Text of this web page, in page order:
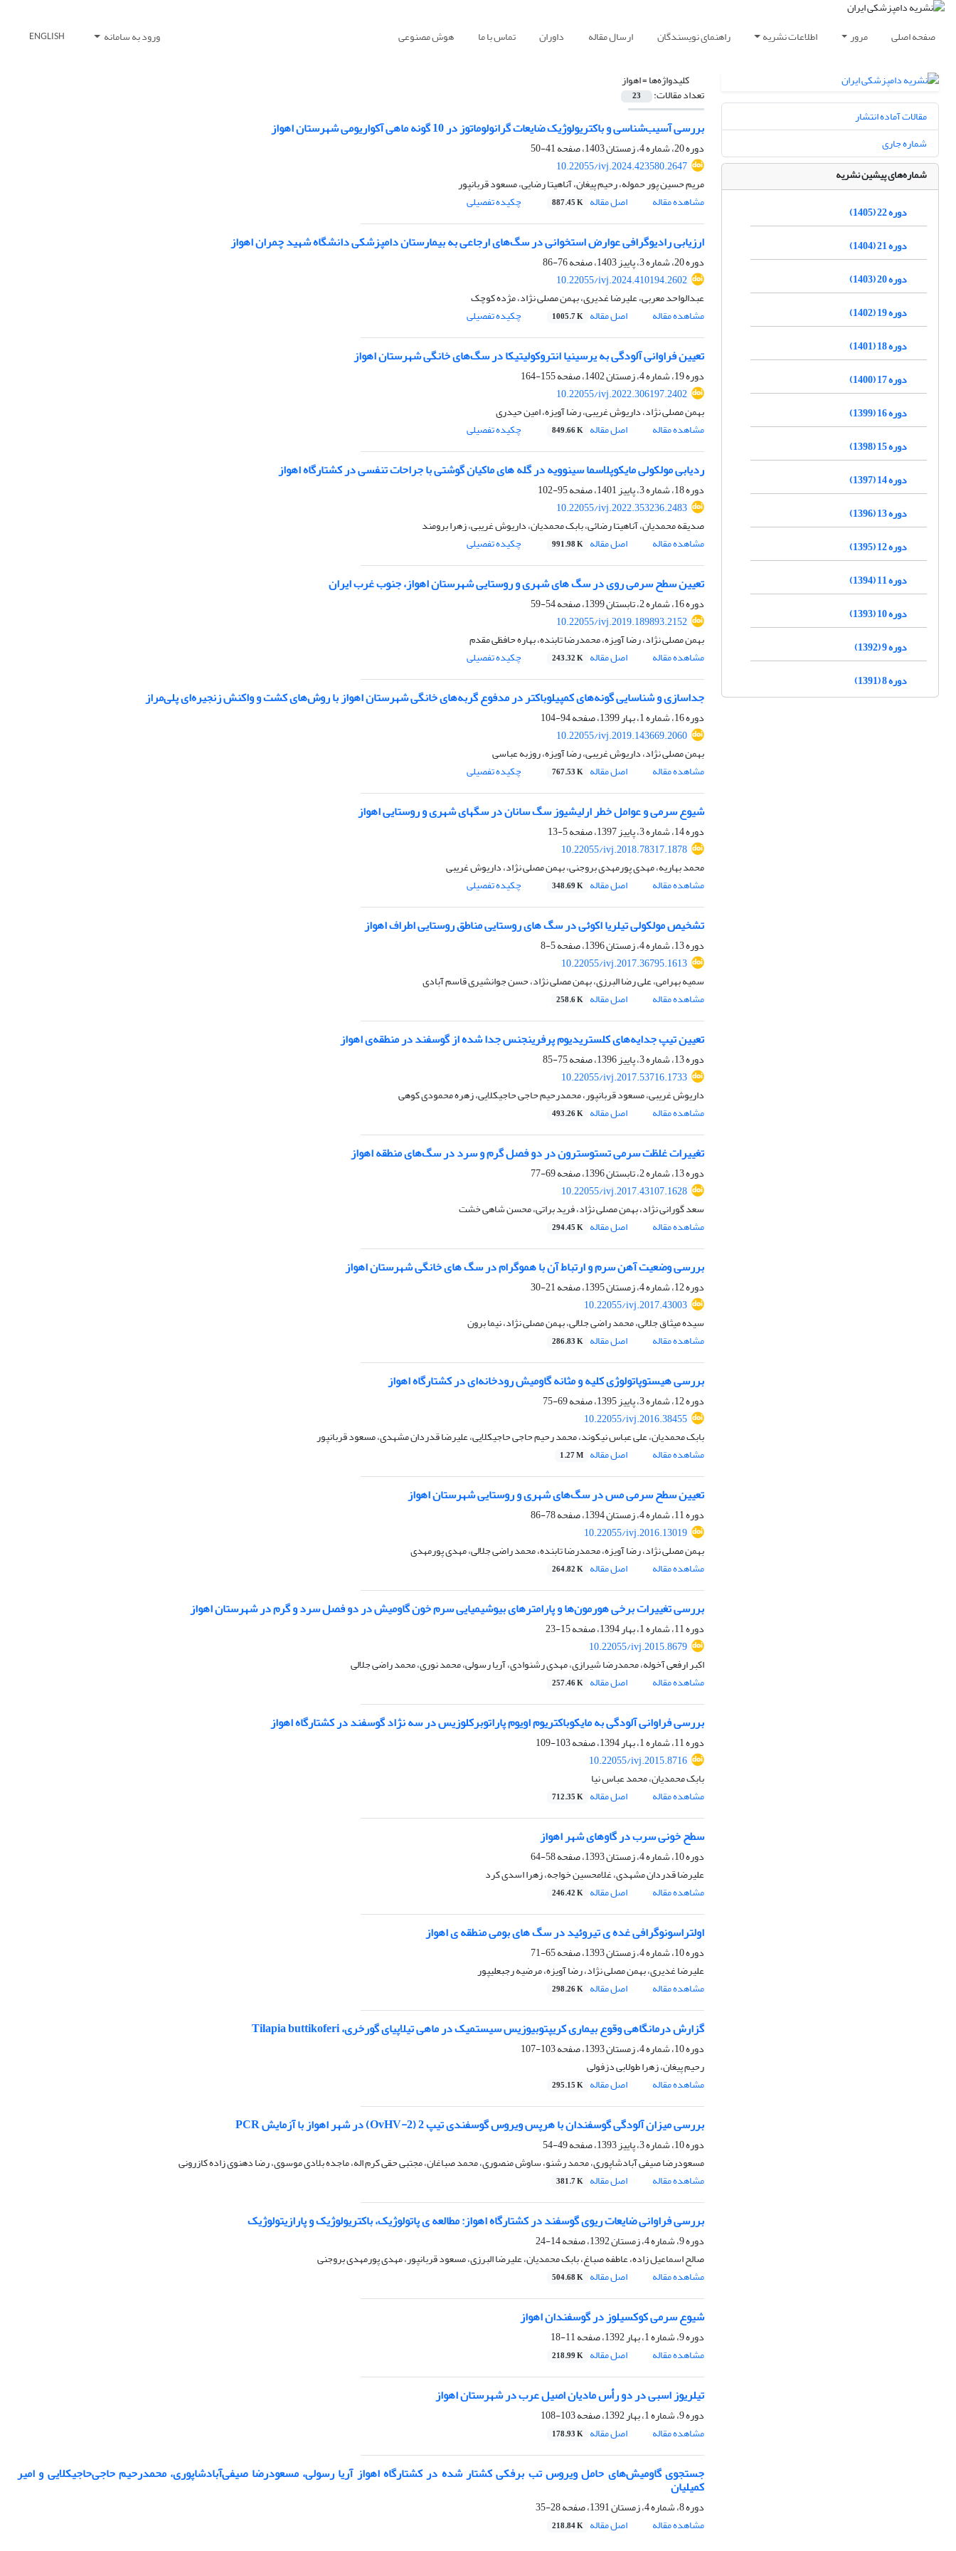
صفحه اصلی مرور اطلاعات نشریه راهنمای نویسندگان ارسال مقاله داوران تماس با ما هوش مصنوعی ورود به سامانه ENGLISH
کلیدواژه‌ها =اهواز
تعداد مقالات: 23
بررسی آسیب‌شناسی و باکتریولوژیک ضایعات گرانولوماتوز در 10 گونه ماهی آکواریومی شهرستان اهواز
دوره 20، شماره 4، زمستان 1403، صفحه
41-50
10.22055/ivj.2024.423580.2647
مریم حسین پور حموله، رحیم پیغان، آناهیتا رضایی، مسعود قربانپور
مشاهده مقاله
اصل مقاله 887.45 K چکیده تفصیلی
ارزیابی رادیوگرافی عوارض استخوانی در سگ‌های ارجاعی به بیمارستان دامپزشکی دانشگاه شهید چمران اهواز
دوره 20، شماره 3، پاییز 1403، صفحه
76-86
10.22055/ivj.2024.410194.2602
عبدالواحد معربی، علیرضا غدیری، بهمن مصلی نژاد، مژده کوچک
مشاهده مقاله
اصل مقاله 1005.7 K چکیده تفصیلی
تعیین فراوانی آلودگی به یرسینیا انتروکولیتیکا در سگ‌های خانگی شهرستان اهواز
دوره 19، شماره 4، زمستان 1402، صفحه
155-164
10.22055/ivj.2022.306197.2402
بهمن مصلی نژاد، داریوش غریبی، رضا آویزه، امین حیدری
مشاهده مقاله
اصل مقاله 849.66 K چکیده تفصیلی
ردیابی مولکولی مایکوپلاسما سینوویه در گله های ماکیان گوشتی با جراحات تنفسی در کشتارگاه اهواز
دوره 18، شماره 3، پاییز 1401، صفحه
95-102
10.22055/ivj.2022.353236.2483
صدیقه محمدیان، آناهیتا رضائی، بابک محمدیان، داریوش غریبی، زهرا برومند
مشاهده مقاله
اصل مقاله 991.98 K چکیده تفصیلی
تعیین سطح سرمی روی در سگ های شهری و روستایی شهرستان اهواز، جنوب غرب ایران
دوره 16، شماره 2، تابستان 1399، صفحه
54-59
10.22055/ivj.2019.189893.2152
بهمن مصلی نژاد، رضا آویزه، محمدرضا تابنده، بهاره حافظی مقدم
مشاهده مقاله
اصل مقاله 243.32 K چکیده تفصیلی
جداسازی و شناسایی گونه‌های کمپیلوباکتر در مدفوع گربه‌های خانگی شهرستان اهواز با روش‌های کشت و واکنش زنجیره‌ای پلی‌مراز
دوره 16، شماره 1، بهار 1399، صفحه
94-104
10.22055/ivj.2019.143669.2060
بهمن مصلی نژاد، داریوش غریبی، رضا آویزه، روزبه عباسی
مشاهده مقاله
اصل مقاله 767.53 K چکیده تفصیلی
شیوع سرمی و عوامل خطر ارلیشیوز سگ سانان در سگهای شهری و روستایی اهواز
دوره 14، شماره 3، پاییز 1397، صفحه
5-13
10.22055/ivj.2018.78317.1878
محمد بهاریه، مهدی پورمهدی بروجنی، بهمن مصلی نژاد، داریوش غریبی
مشاهده مقاله
اصل مقاله 348.69 K چکیده تفصیلی
تشخیص مولکولی تیلریا اکوئی در سگ های روستایی مناطق روستایی اطراف اهواز
دوره 13، شماره 4، زمستان 1396، صفحه
5-8
10.22055/ivj.2017.36795.1613
سمیه بهرامی، علی رضا البرزی، بهمن مصلی نژاد، حسن جوانشیری قاسم آبادی
مشاهده مقاله
اصل مقاله 258.6 K
تعیین تیپ جدایه‌های کلستریدیوم پرفرینجنس جدا شده از گوسفند در منطقه‌ی اهواز
دوره 13، شماره 3، پاییز 1396، صفحه
75-85
10.22055/ivj.2017.53716.1733
داریوش غریبی، مسعود قربانپور، محمدرحیم حاجی حاجیکلایی، زهره محمودی کوهی
مشاهده مقاله
اصل مقاله 493.26 K
تغییرات غلظت سرمی تستوسترون در دو فصل گرم و سرد در سگ‌های منطقه اهواز
دوره 13، شماره 2، تابستان 1396، صفحه
69-77
10.22055/ivj.2017.43107.1628
سعد گورانی نژاد، بهمن مصلی نژاد، فرید براتی، محسن شاهی خشت
مشاهده مقاله
اصل مقاله 294.45 K
بررسی وضعیت آهن سرم و ارتباط آن با هموگرام در سگ های خانگی شهرستان اهواز
دوره 12، شماره 4، زمستان 1395، صفحه
21-30
10.22055/ivj.2017.43003
سیده میثاق جلالی، محمد راضی جلالی، بهمن مصلی نژاد، نیما برون
مشاهده مقاله
اصل مقاله 286.83 K
بررسی هیستوپاتولوژی کلیه و مثانه گاومیش رودخانه‌ای در کشتارگاه اهواز
دوره 12، شماره 3، پاییز 1395، صفحه
69-75
10.22055/ivj.2016.38455
بابک محمدیان، علی عباس نیکوند، محمد رحیم حاجی حاجیکلایی، علیرضا قدردان مشهدی، مسعود قربانپور
مشاهده مقاله
اصل مقاله 1.27 M
تعیین سطح سرمی مس در سگ‌های شهری و روستایی شهرستان اهواز
دوره 11، شماره 4، زمستان 1394، صفحه
78-86
10.22055/ivj.2016.13019
بهمن مصلی نژاد، رضا آویزه، محمدرضا تابنده، محمد راضی جلالی، مهدی پورمهدی
مشاهده مقاله
اصل مقاله 264.82 K
بررسی تغییرات برخی هورمون‌ها و پارامترهای بیوشیمیایی سرم خون گاومیش در دو فصل سرد و گرم در شهرستان اهواز
دوره 11، شماره 1، بهار 1394، صفحه
15-23
10.22055/ivj.2015.8679
اکبر ارفعی آخوله، محمدرضا شیرازی، مهدی رشنوادی، آریا رسولی، محمد نوری، محمد راضی جلالی
مشاهده مقاله
اصل مقاله 257.46 K
بررسی فراوانی آلودگی به مایکوباکتریوم اویوم پاراتوبرکلوزیس در سه نژاد گوسفند در کشتارگاه اهواز
دوره 11، شماره 1، بهار 1394، صفحه
103-109
10.22055/ivj.2015.8716
بابک محمدیان، محمد عباس نیا
مشاهده مقاله
اصل مقاله 712.35 K
سطح خونی سرب در گاوهای شهر اهواز
دوره 10، شماره 4، زمستان 1393، صفحه
58-64
علیرضا قدردان مشهدی، غلامحسین خواجه، زهرا اسدی کرد
مشاهده مقاله
اصل مقاله 246.42 K
اولتراسونوگرافی غده ی تیروئید در سگ های بومی منطقه ی اهواز
دوره 10، شماره 4، زمستان 1393، صفحه
65-71
علیرضا غدیری، بهمن مصلی نژاد، رضا آویزه، مرضیه رجبعلیپور
مشاهده مقاله
اصل مقاله 298.26 K
گزارش درمانگاهی وقوع بیماری کریپتوبیوزیس سیستمیک در ماهی تیلاپیای گورخری، Tilapia buttikoferi
دوره 10، شماره 4، زمستان 1393، صفحه
103-107
رحیم پیغان، زهرا طولابی دزفولی
مشاهده مقاله
اصل مقاله 295.15 K
بررسی میزان آلودگی گوسفندان با هرپس ویروس گوسفندی تیپ 2 (OvHV-2) در شهر اهواز با آزمایش PCR
دوره 10، شماره 3، پاییز 1393، صفحه
49-54
مسعودرضا صیفی آبادشاپوری، محمد رشنو، ساوش منصوری، محمد صباغان، مجتبی حقی کرم اله، ماجده بلادی موسوی، رضا دهنوی زاده کازرونی
مشاهده مقاله
اصل مقاله 381.7 K
بررسی فراوانی ضایعات ریوی گوسفند در کشتارگاه اهواز: مطالعه ی پاتولوژیک، باکتریولوژیک و پارازیتولوژیک
دوره 9، شماره 4، زمستان 1392، صفحه
14-24
صالح اسماعیل زاده، عاطفه صباغ، بابک محمدیان، علیرضا البرزی، مسعود قربانپور، مهدی پورمهدی بروجنی
مشاهده مقاله
اصل مقاله 504.68 K
شیوع سرمی کوکسیلوز در گوسفندان اهواز
دوره 9، شماره 1، بهار 1392، صفحه
11-18
مشاهده مقاله
اصل مقاله 218.99 K
تیلریوز اسبی در دو رأس مادیان اصیل عرب در شهرستان اهواز
دوره 9، شماره 1، بهار 1392، صفحه
103-108
مشاهده مقاله
اصل مقاله 178.93 K
جستجوی گاومیش‌های حامل ویروس تب برفکی کشتار شده در کشتارگاه اهواز آریا رسولی، مسعودرضا صیفی‌آبادشاپوری، محمدرحیم حاجی‌حاجیکلایی و امیر
کمیلیان
دوره 8، شماره 4، زمستان 1391، صفحه
28-35
مشاهده مقاله
اصل مقاله 218.84 K
مقالات آماده انتشار
شماره جاری
شماره‌های پیشین نشریه
دوره 22 (1405)
دوره 21 (1404)
دوره 20 (1403)
دوره 19 (1402)
دوره 18 (1401)
دوره 17 (1400)
دوره 16 (1399)
دوره 15 (1398)
دوره 14 (1397)
دوره 13 (1396)
دوره 12 (1395)
دوره 11 (1394)
دوره 10 (1393)
دوره 9 (1392)
دوره 8 (1391)